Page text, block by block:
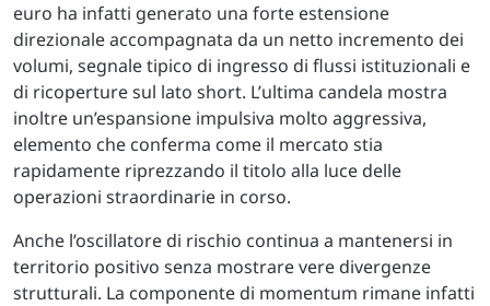
euro ha infatti generato una forte estensione
direzionale accompagnata da un netto incremento dei
volumi, segnale tipico di ingresso di flussi istituzionali e
di ricoperture sul lato short. L’ultima candela mostra
inoltre un’espansione impulsiva molto aggressiva,
elemento che conferma come il mercato stia
rapidamente riprezzando il titolo alla luce delle
operazioni straordinarie in corso.
Anche l’oscillatore di rischio continua a mantenersi in
territorio positivo senza mostrare vere divergenze
strutturali. La componente di momentum rimane infatti